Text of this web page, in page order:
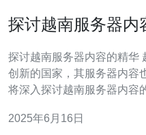
探讨越南服务器内
探讨越南服务器内容的精华 越南是东南亚一个充满活力和
创新的国家，其服务器内容
将深入探讨越南服务器内容
丰富的历史文化和自然资源
2025年6月16日